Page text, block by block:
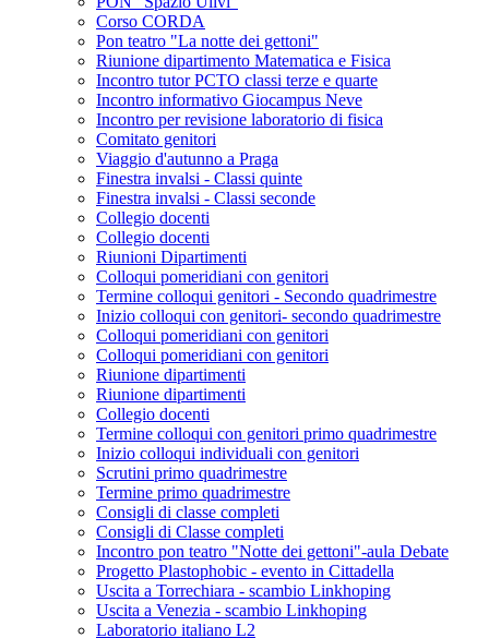
Corso CORDA
Pon teatro "La notte dei gettoni"
Riunione dipartimento Matematica e Fisica
Incontro tutor PCTO classi terze e quarte
Incontro informativo Giocampus Neve
Incontro per revisione laboratorio di fisica
Comitato genitori
Viaggio d'autunno a Praga
Finestra invalsi - Classi quinte
Finestra invalsi - Classi seconde
Collegio docenti
Collegio docenti
Riunioni Dipartimenti
Colloqui pomeridiani con genitori
Termine colloqui genitori - Secondo quadrimestre
Inizio colloqui con genitori- secondo quadrimestre
Colloqui pomeridiani con genitori
Colloqui pomeridiani con genitori
Riunione dipartimenti
Riunione dipartimenti
Collegio docenti
Termine colloqui con genitori primo quadrimestre
Inizio colloqui individuali con genitori
Scrutini primo quadrimestre
Termine primo quadrimestre
Consigli di classe completi
Consigli di Classe completi
Incontro pon teatro "Notte dei gettoni"-aula Debate
Progetto Plastophobic - evento in Cittadella
Uscita a Torrechiara - scambio Linkhoping
Uscita a Venezia - scambio Linkhoping
Laboratorio italiano L2